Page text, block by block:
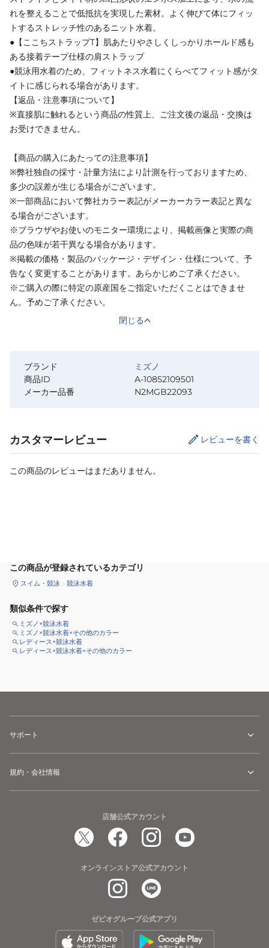
れを整えることで低抵抗を実現した素材。よく伸びて体にフィッ
トするストレッチ性のあるニット水着。
●【ここちストラップT】肌あたりやさしくしっかりホールド感も
ある接着テープ仕様の肩ストラップ
●競泳用水着のため、フィットネス水着にくらべてフィット感がタ
イトに感じられる場合があります。
【返品・注意事項について】
※直接肌に触れるという商品の性質上、ご注文後の返品・交換は
お受けできません。
【商品の購入にあたっての注意事項】
※弊社独自の採寸・計量方法により計測を行っておりますため、
多少の誤差が生じる場合がございます。
※一部商品において弊社カラー表記がメーカーカラー表記と異な
る場合がございます。
※ブラウザやお使いのモニター環境により、掲載画像と実際の商
品の色味が若干異なる場合があります。
※掲載の価格・製品のパッケージ・デザイン・仕様について、予
告なく変更することがあります。あらかじめご了承ください。
※ご購入の際に特定の原産国をご指定いただくことはできませ
ん。予めご了承ください。
閉じる
ブランド
ミズノ
商品ID
A-10852109501
メーカー品番
N2MGB22093
カスタマーレビュー レビューを書く
この商品のレビューはまだありません。
この商品が登録されているカテゴリ
スイム・競泳 競泳水着
類似条件で探す
ミズノ×競泳水着
ミズノ×競泳水着×その他のカラー
レディース×競泳水着
レディース×競泳水着×その他のカラー
サポート
規約・会社情報
店舗公式アカウント
オンラインストア公式アカウント
ゼビオグループ公式アプリ